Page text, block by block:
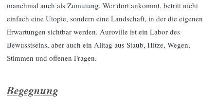
manchmal auch als Zumutung. Wer dort ankommt, betritt nicht
einfach eine Utopie, sondern eine Landschaft, in der die eigenen
Erwartungen sichtbar werden. Auroville ist ein Labor des
Bewusstseins, aber auch ein Alltag aus Staub, Hitze, Wegen,
Stimmen und offenen Fragen.
Begegnung